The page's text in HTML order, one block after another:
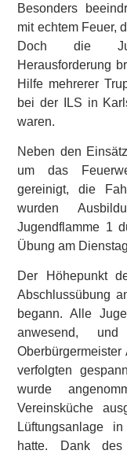
Besonders
mit echtem Feuer,
Doch die
Herausforderung
Hilfe mehrerer
bei der ILS in
waren.
Neben den
um das
gereinigt, die
wurden
Jugendflamme 1
Übung am
Der Höhepunkt
Abschlussübung
begann. Alle
anwesend,
verfolgten
wurde
Vereinsküche
Lüftungsanlage
hatte. Dank